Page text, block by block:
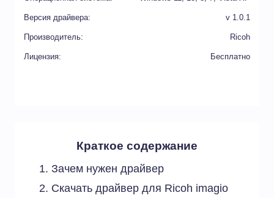
Версия драйвера: v 1.0.1
Производитель: Ricoh
Лицензия: Бесплатно
Краткое содержание
Зачем нужен драйвер
Скачать драйвер для Ricoh imagio